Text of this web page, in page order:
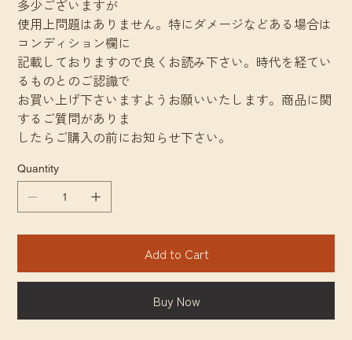
多少ございますが
使用上問題はありません。特にダメージなどある場合は
コンディション欄に
記載しておりますので良くお読み下さい。時代を経てい
るものとのご認識で
お買い上げ下さいますようお願いいたします。商品に関
するご質問がありま
したらご購入の前にお知らせ下さい。
Quantity
Add to Cart
Buy Now